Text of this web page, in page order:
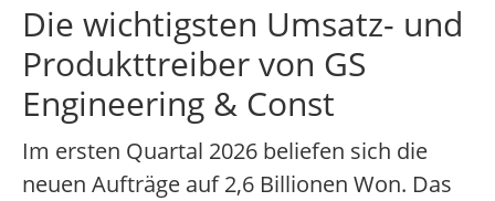
Die wichtigsten Umsatz- und
Produkttreiber von GS
Engineering & Const
Im ersten Quartal 2026 beliefen sich die
neuen Aufträge auf 2,6 Billionen Won. Das